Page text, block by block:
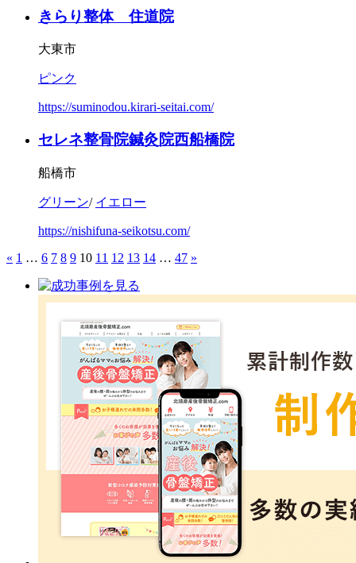
きらり整体 住道院
大東市
ピンク
https://suminodou.kirari-seitai.com/
セレネ整骨院鍼灸院西船橋院
船橋市
グリーン/ イエロー
https://nishifuna-seikotsu.com/
« 1 … 6 7 8 9 10 11 12 13 14 … 47 »